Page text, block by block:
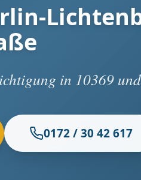
in 10369
0172 / 30 42 617